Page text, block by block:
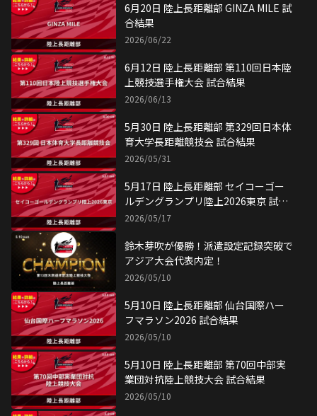
6月20日 陸上長距離部 GINZA MILE 試
合結果
2026/06/22
6月12日 陸上長距離部 第110回日本陸
上競技選手権大会 試合結果
2026/06/13
5月30日 陸上長距離部 第329回日本体
育大学長距離競技会 試合結果
2026/05/31
5月17日 陸上長距離部 セイコーゴー
ルデングランプリ陸上2026東京 試合
結果
2026/05/17
鈴木芽吹が優勝！派遣設定記録突破で
アジア大会代表内定！
2026/05/10
5月10日 陸上長距離部 仙台国際ハー
フマラソン2026 試合結果
2026/05/10
5月10日 陸上長距離部 第70回中部実
業団対抗陸上競技大会 試合結果
2026/05/10